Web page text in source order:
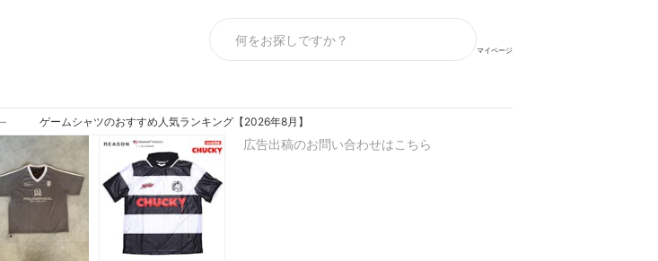
マイページ
ゲームシャツのおすすめ人気ランキング【2026年8月】
広告出稿のお問い合わせはこちら